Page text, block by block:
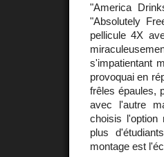
"America
"Absolutely
pellicule 4X
s'impatientant
provoquai en
frêles épaules,
avec l'autre
choisis l'option
plus
montage est